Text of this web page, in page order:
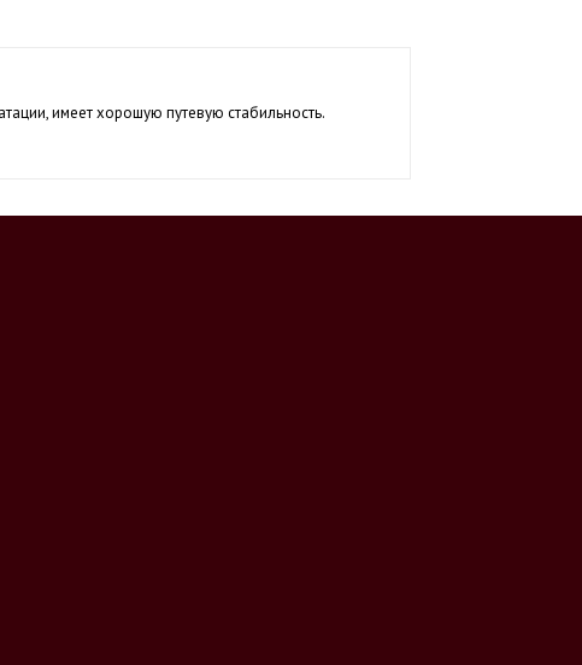
имеет хорошую путевую стабильность.